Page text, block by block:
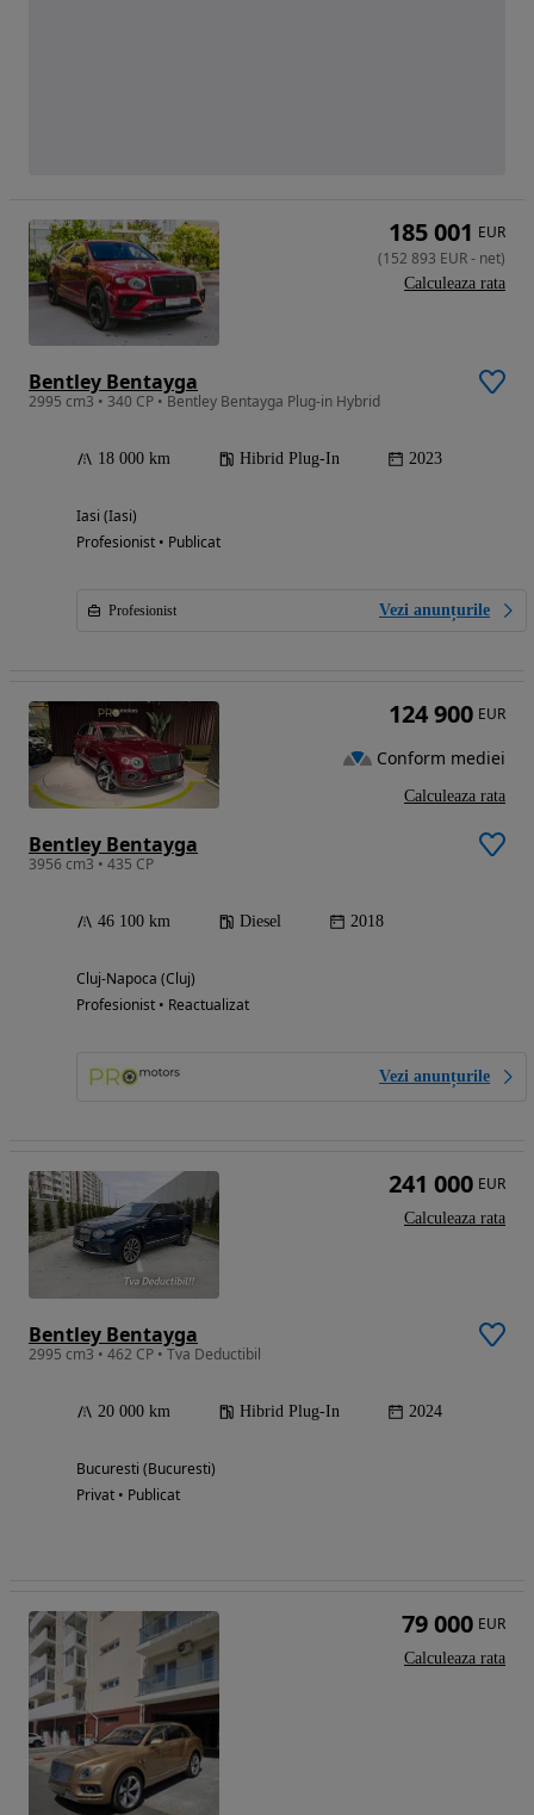
Bentley Bentayga
2995 cm3 • 340 CP • Bentley Bentayga Plug-in Hybrid
18 000 km Hibrid Plug-In 2023
Iasi (Iasi)
Profesionist • Publicat
Profesionist Vezi anunțurile
185 001 EUR
(152 893 EUR- net)
Calculeaza rata
Bentley Bentayga
3956 cm3 • 435 CP
46 100 km Diesel 2018
Cluj-Napoca (Cluj)
Profesionist • Reactualizat
Vezi anunțurile
124 900 EUR
Conform mediei
Calculeaza rata
Bentley Bentayga
2995 cm3 • 462 CP • Tva Deductibil
20 000 km Hibrid Plug-In 2024
Bucuresti (Bucuresti)
Privat • Publicat
241 000 EUR
Calculeaza rata
79 000 EUR
Calculeaza rata